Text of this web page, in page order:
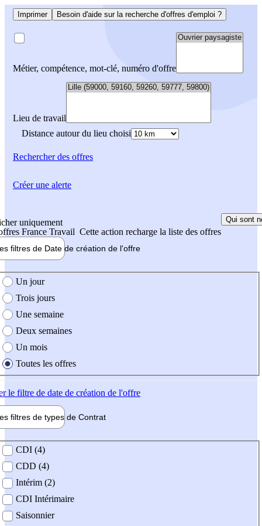
Imprimer Besoin d'aide sur la recherche d'offres d'emploi ?
Métier, compétence, mot-clé, numéro d'offre
Lieu de travail
Distance autour du lieu choisi
Rechercherdes offres
uniquement
France Travail Cette action recharge la liste des offres
Qui sont
filtres de Date de création de l'offre
création de l'offre
Un jour
Trois jours
Une semaine
Deux semaines
Un mois
Toutes les offres
le filtre de date de création de l'offre
filtres de types de Contrat
contrat
CDI (4)
CDD (4)
Intérim (2)
CDI Intérimaire
Saisonnier
Créer une alerte